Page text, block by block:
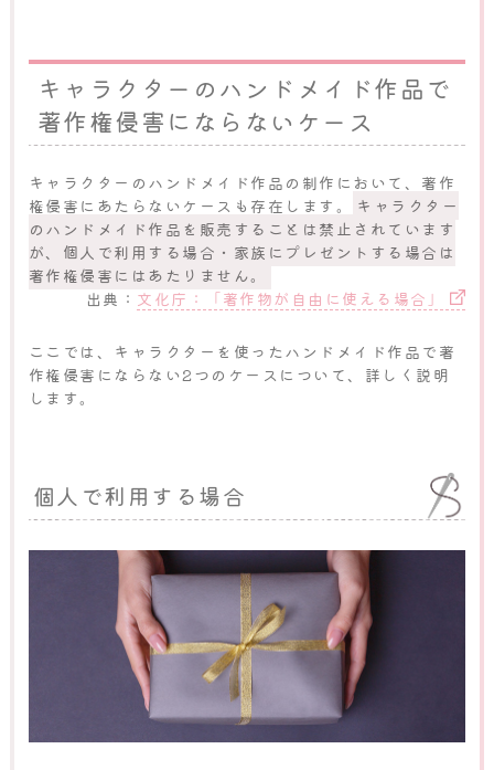
キャラクターのハンドメイド作品で
著作権侵害にならないケース
キャラクターのハンドメイド作品の制作において、著作
権侵害にあたらないケースも存在します。
キャラクター
のハンドメイド作品を販売することは禁止されています
が、個人で利用する場合・家族にプレゼントする場合は
著作権侵害にはあたりません。
出典： 文化庁：「著作物が自由に使える場合」
ここでは、キャラクターを使ったハンドメイド作品で著
作権侵害にならない2つのケースについて、詳しく説明
します。
個人で利用する場合